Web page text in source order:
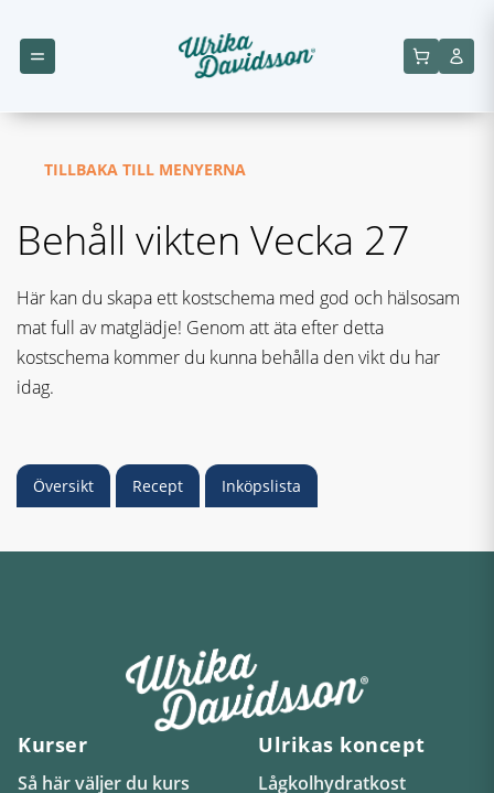
TILLBAKA TILL MENYERNA
Behåll vikten Vecka 27
Här kan du skapa ett kostschema med god och hälsosam
mat full av matglädje! Genom att äta efter detta
kostschema kommer du kunna behålla den vikt du har
idag.
Översikt Recept Inköpslista
Kurser
Så här väljer du kurs
Ulrikas koncept
Lågkolhydratkost